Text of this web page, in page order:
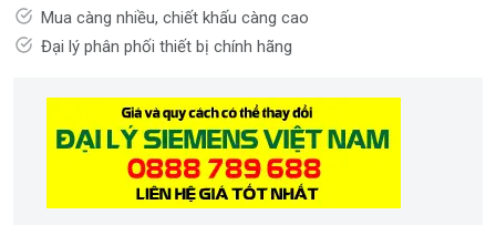
Mua càng nhiều, chiết khấu càng cao
Đại lý phân phối thiết bị chính hãng